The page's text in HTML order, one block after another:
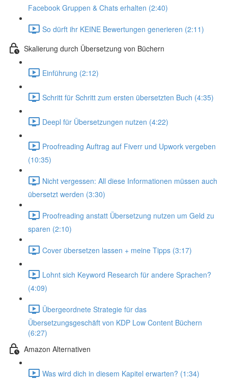
Facebook Gruppen & Chats erhalten (2:40)
So dürft ihr KEINE Bewertungen generieren (2:11)
Skalierung durch Übersetzung von Büchern
Einführung (2:12)
Schritt für Schritt zum ersten übersetzten Buch (4:35)
Deepl für Übersetzungen nutzen (4:22)
Proofreading Auftrag auf Fiverr und Upwork vergeben
(10:35)
Nicht vergessen: All diese Informationen müssen auch
übersetzt werden (3:30)
Proofreading anstatt Übersetzung nutzen um Geld zu
sparen (2:10)
Cover übersetzen lassen + meine Tipps (3:17)
Lohnt sich Keyword Research für andere Sprachen?
(4:09)
Übergeordnete Strategie für das
Übersetzungsgeschäft von KDP Low Content Büchern
(6:27)
Amazon Alternativen
Was wird dich in diesem Kapitel erwarten? (1:34)